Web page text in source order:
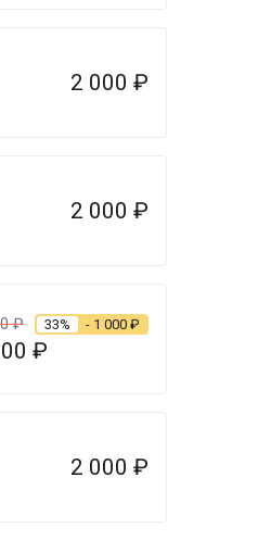
2 000 ₽
2 000 ₽
₽ 33% - 1 000 ₽
₽
2 000 ₽